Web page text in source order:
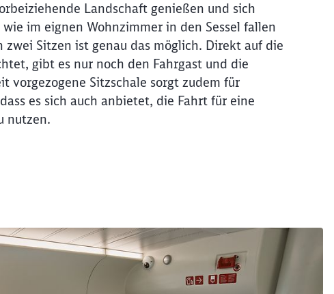
Landschaft genießen und sich
im eignen Wohnzimmer in den Sessel fallen
zwei Sitzen ist genau das möglich. Direkt auf die
gibt es nur noch den Fahrgast und die
vorgezogene Sitzschale sorgt zudem für
es sich auch anbietet, die Fahrt für eine
nutzen.
Schließen